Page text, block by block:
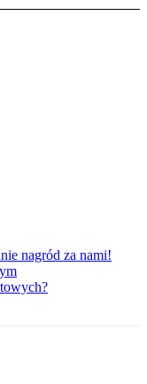
nagród za nami!